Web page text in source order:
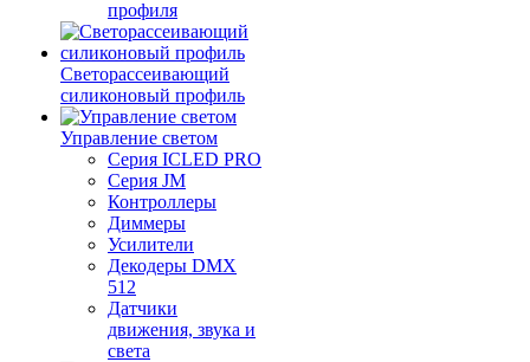
профиля
Светорассеивающий
силиконовый профиль
Управление светом
Серия ICLED PRO
Серия JM
Контроллеры
Диммеры
Усилители
Декодеры DMX
512
Датчики
движения, звука и
света